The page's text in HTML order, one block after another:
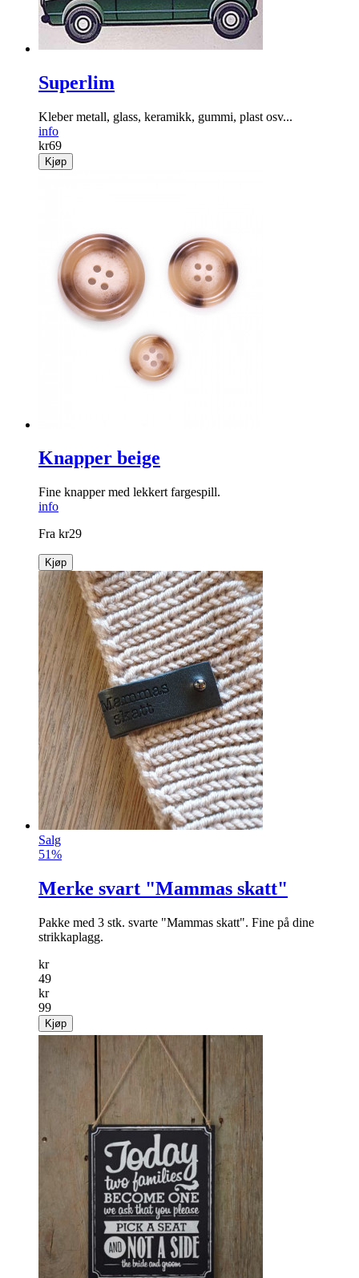
Superlim
Kleber metall, glass, keramikk, gummi, plast osv...
info
kr69
Kjøp
Knapper beige
Fine knapper med lekkert fargespill.
info
Fra kr29
Kjøp
Salg
51%
Merke svart "Mammas skatt"
Pakke med 3 stk. svarte "Mammas skatt". Fine på dine
strikkaplagg.
kr
49
kr
99
Kjøp